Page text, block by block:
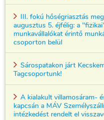
III. fokú hőségriasztás
augusztus 5. éjfélig: a
munkavállalókat érintő
csoporton belül
Sárospatakon járt
Tagcsoportunk!
A kialakult villamosáram-
kapcsán a MÁV
intézkedést rendelt el